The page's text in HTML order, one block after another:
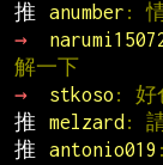
推
anumber :
→
解一下
→
stkoso : 好
推
melzard :
推
antonio019